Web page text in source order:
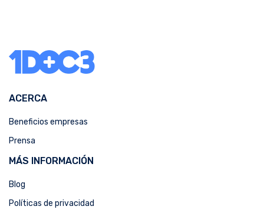
ACERCA
Beneficios empresas
Prensa
MÁS INFORMACIÓN
Blog
Políticas de privacidad